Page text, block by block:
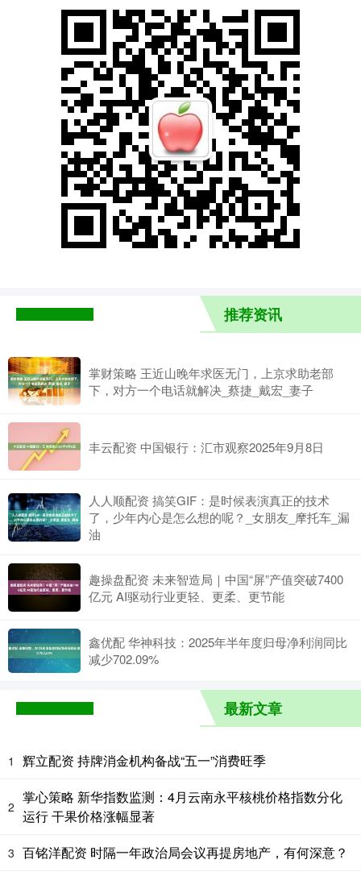
推荐资讯
掌财策略 王近山晚年求医无门，上京求助老部
下，对方一个电话就解决_蔡捷_戴宏_妻子
丰云配资 中国银行：汇市观察2025年9月8日
人人顺配资 搞笑GIF：是时候表演真正的技术
了，少年内心是怎么想的呢？_女朋友_摩托车_漏
油
趣操盘配资 未来智造局｜中国“屏”产值突破7400
亿元 AI驱动行业更轻、更柔、更节能
鑫优配 华神科技：2025年半年度归母净利润同比
减少702.09%
最新文章
1 辉立配资 持牌消金机构备战“五一”消费旺季
2
掌心策略 新华指数监测：4月云南永平核桃价格指数分化
运行 干果价格涨幅显著
3 百铭洋配资 时隔一年政治局会议再提房地产，有何深意？